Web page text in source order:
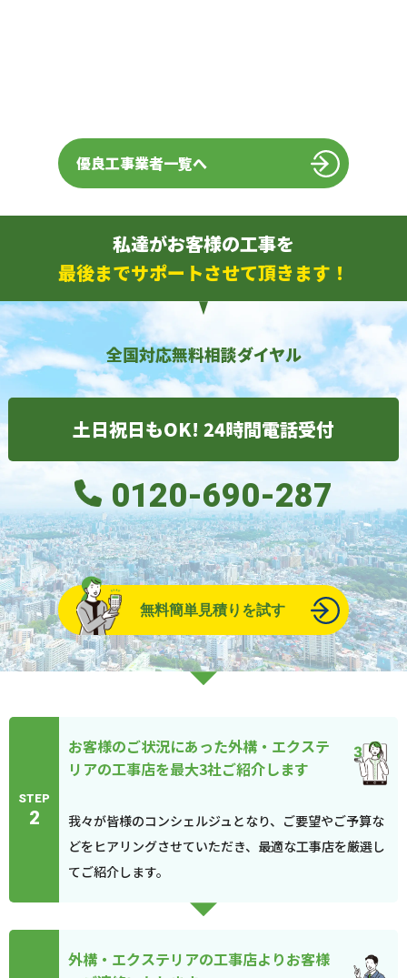
優良工事業者一覧へ
私達がお客様の工事を
最後までサポートさせて頂きます！
全国対応無料相談ダイヤル
土日祝日もOK! 24時間電話受付
0120-690-287
無料簡単見積りを試す
STEP
2
お客様のご状況にあった外構・エクステ
リアの工事店を最大3社ご紹介します
我々が皆様のコンシェルジュとなり、ご要望やご予算な
どをヒアリングさせていただき、最適な工事店を厳選し
てご紹介します。
外構・エクステリアの工事店よりお客様